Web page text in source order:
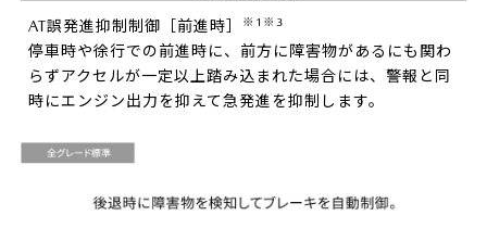
AT誤発進抑制制御［前進時］ ※1※3
停車時や徐行での前進時に、前方に障害物があるにも関わ
らずアクセルが一定以上踏み込まれた場合には、警報と同
時にエンジン出力を抑えて急発進を抑制します。